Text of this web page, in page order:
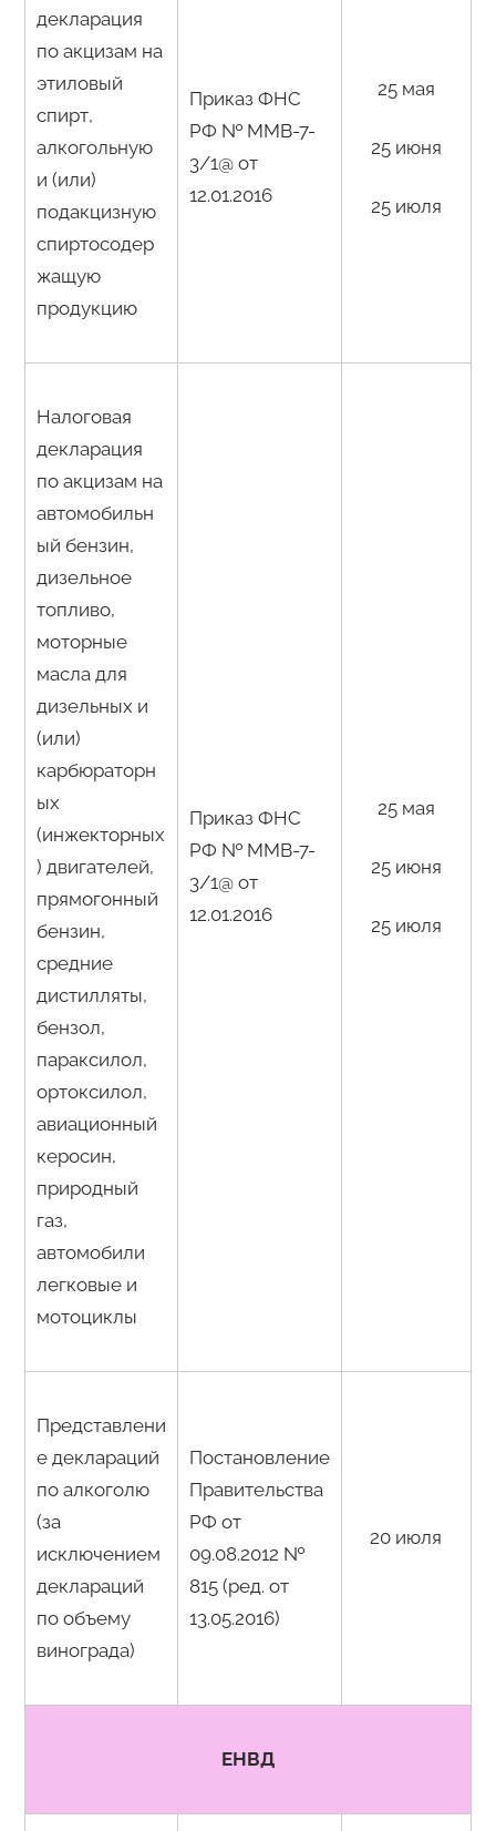
декларация
по акцизам на
этиловый
спирт,
алкогольную
и (или)
подакцизную
спиртосодер
жащую
продукцию
Приказ ФНС
РФ № ММВ-7-
3/1@ от
12.01.2016
25 мая
25 июня
25 июля
Налоговая
декларация
по акцизам на
автомобильн
ый бензин,
дизельное
топливо,
моторные
масла для
дизельных и
(или)
карбюраторн
ых
(инжекторных
) двигателей,
прямогонный
бензин,
средние
дистилляты,
бензол,
параксилол,
ортоксилол,
авиационный
керосин,
природный
газ,
автомобили
легковые и
мотоциклы
Приказ ФНС
РФ № ММВ-7-
3/1@ от
12.01.2016
25 мая
25 июня
25 июля
Представлени
е деклараций
по алкоголю
(за
исключением
деклараций
по объему
винограда)
Постановление
Правительства
РФ от
09.08.2012 №
815 (ред. от
13.05.2016)
20 июля
ЕНВД